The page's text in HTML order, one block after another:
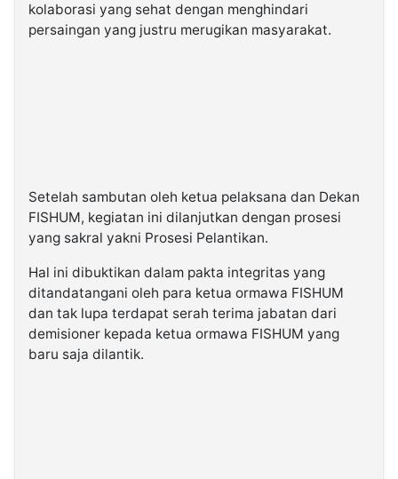
kolaborasi yang sehat dengan menghindari
persaingan yang justru merugikan masyarakat.
Setelah sambutan oleh ketua pelaksana dan Dekan
FISHUM, kegiatan ini dilanjutkan dengan prosesi
yang sakral yakni Prosesi Pelantikan.
Hal ini dibuktikan dalam pakta integritas yang
ditandatangani oleh para ketua ormawa FISHUM
dan tak lupa terdapat serah terima jabatan dari
demisioner kepada ketua ormawa FISHUM yang
baru saja dilantik.